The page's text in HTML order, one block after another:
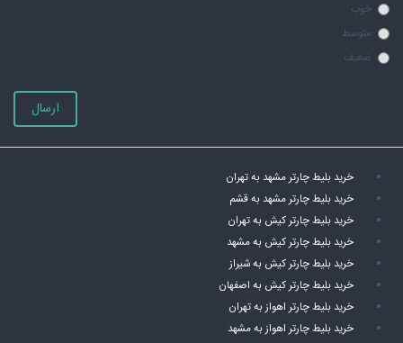
خوب
متوسط
ضعیف
ارسال
خرید بلیط چارتر مشهد به تهران
خرید بلیط چارتر مشهد به قشم
خرید بلیط چارتر کیش به تهران
خرید بلیط چارتر کیش به مشهد
خرید بلیط چارتر کیش به شیراز
خرید بلیط چارتر کیش به اصفهان
خرید بلیط چارتر اهواز به تهران
خرید بلیط چارتر اهواز به مشهد